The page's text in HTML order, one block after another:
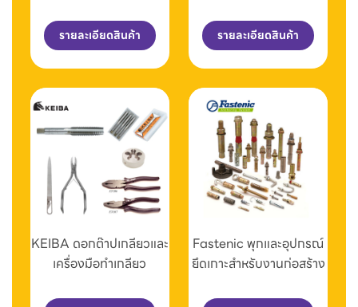
รายละเอียดสินค้า รายละเอียดสินค้า
KEIBA ดอกต๊าปเกลียวและ
เครื่องมือทำเกลียว
Fastenic พุกและอุปกรณ์
ยึดเกาะสำหรับงานก่อสร้าง